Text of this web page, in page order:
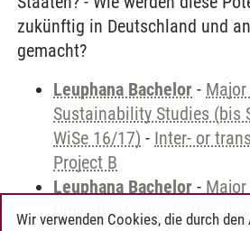
zukünftig in Deutschland und
gemacht?
Leuphana Bachelor -
Sustainability Studies (bis
WiSe 16/17) - Inter- or
Project B
Leuphana Bachelor - Major
Umweltwissenschaften
Wir verwenden Cookies, die durch